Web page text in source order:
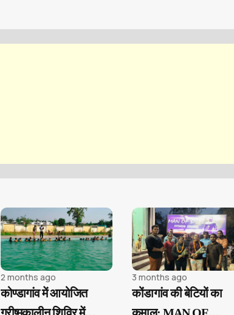
2 months ago
कोण्डागांव में आयोजित
3 months ago
कोंडागांव की बेटियों का